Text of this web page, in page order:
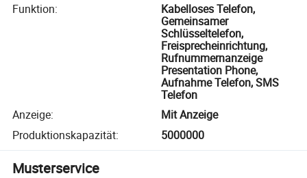
Funktion:
Kabelloses Telefon,
Gemeinsamer
Schlüsseltelefon,
Freisprecheinrichtung,
Rufnummernanzeige
Presentation Phone,
Aufnahme Telefon, SMS
Telefon
Anzeige:
Mit Anzeige
Produktionskapazität: 5000000
Musterservice